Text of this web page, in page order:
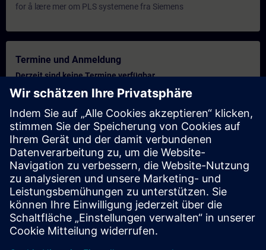
for å lære mer om PLS systemene fra Siemens
Termine und Anmeldung
Derzeit sind keine Termine verfügbar
Setzen Sie sich auf die Interessentenliste und erhalten Sie eine
Benachrichtigung sobald neue Termine verfügbar sind.
Benachrichtigungsservice aktivieren
Personalisiertes Angebot
Sie benötigen ein persönliches Angebot? Nach Angabe Ihrer
persönlichen Daten senden wir Ihnen umgehend ein
personalisiertes Angebot an Ihre Emailadresse.
Persönliches Angebot zusenden